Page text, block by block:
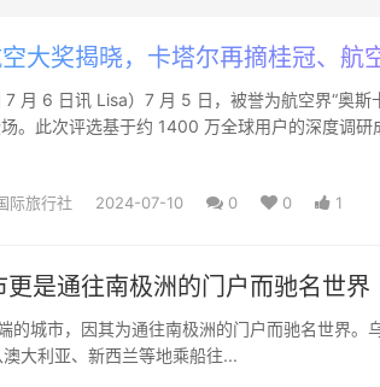
大奖揭晓，卡塔尔再摘桂冠、航
7 月 6 日讯 Lisa）7 月 5 日，被誉为航空界“奥
。此次评选基于约 1400 万全球用户的深度调研
际旅行社 2024-07-10 0 0 1
是通往南极洲的门户而驰名世界
城市，因其为通往南极洲的门户而驰名世界。
大利亚、新西兰等地乘船往...